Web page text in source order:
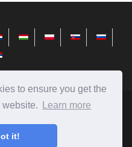
to ensure you get the
website.
Learn more
it!
2026
і створення їх своїми